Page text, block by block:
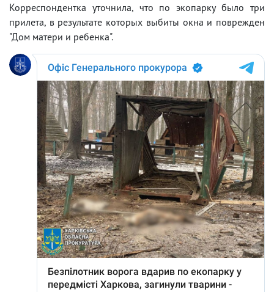
Корреспондентка уточнила, что по экопарку было три
прилета, в результате которых выбиты окна и поврежден
"Дом матери и ребенка".